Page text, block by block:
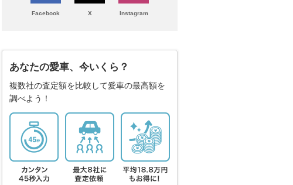
Facebook X Instagram
あなたの愛車、今いくら？
複数社の査定額を比較して愛車の最高額を
調べよう！